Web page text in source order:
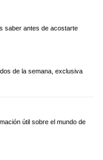
saber antes de acostarte
de la semana, exclusiva
útil sobre el mundo de